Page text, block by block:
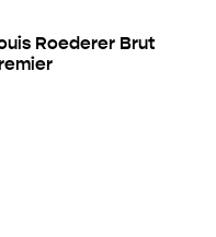
Roederer Brut